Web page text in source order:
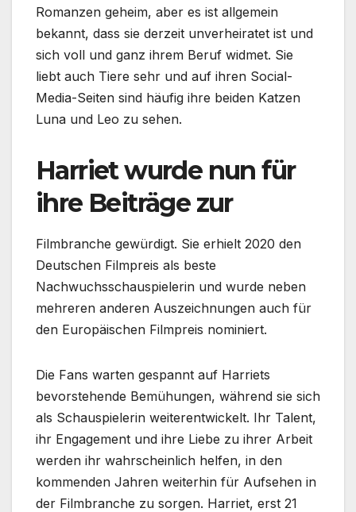
Romanzen geheim, aber es ist allgemein
bekannt, dass sie derzeit unverheiratet ist und
sich voll und ganz ihrem Beruf widmet. Sie
liebt auch Tiere sehr und auf ihren Social-
Media-Seiten sind häufig ihre beiden Katzen
Luna und Leo zu sehen.
Harriet wurde nun für
ihre Beiträge zur
Filmbranche gewürdigt. Sie erhielt 2020 den
Deutschen Filmpreis als beste
Nachwuchsschauspielerin und wurde neben
mehreren anderen Auszeichnungen auch für
den Europäischen Filmpreis nominiert.
Die Fans warten gespannt auf Harriets
bevorstehende Bemühungen, während sie sich
als Schauspielerin weiterentwickelt. Ihr Talent,
ihr Engagement und ihre Liebe zu ihrer Arbeit
werden ihr wahrscheinlich helfen, in den
kommenden Jahren weiterhin für Aufsehen in
der Filmbranche zu sorgen. Harriet, erst 21